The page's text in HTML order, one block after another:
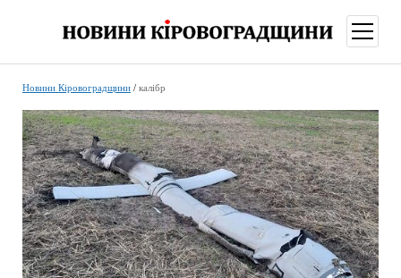
меню
Новини Кіровоградщини/ калібр